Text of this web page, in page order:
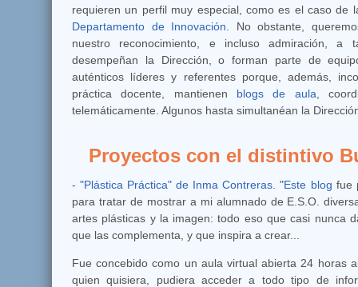
requieren un perfil muy especial, como es el caso de
Departamento de Innovación . No obstante,
nuestro reconocimiento, e incluso admiración, a
desempeñan la Dirección, o forman parte de
auténticos líderes y referentes porque, además,
práctica docente, mantienen blogs de aula ,
telemáticamente. Algunos hasta simultanéan la
Proyectos con el distintivo
- "Plástica Práctica" de Inma Contreras. "Este blog fue
para tratar de mostrar a mi alumnado de E.S.O.
artes plásticas y la imagen: todo eso que casi nunca
que las complementa, y que inspira a crear...
Fue concebido como un aula virtual abierta 24 horas
quien quisiera, pudiera acceder a todo tipo de